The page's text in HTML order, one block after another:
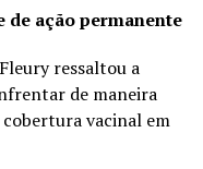
de ação permanente
ressaltou a
de maneira
vacinal em